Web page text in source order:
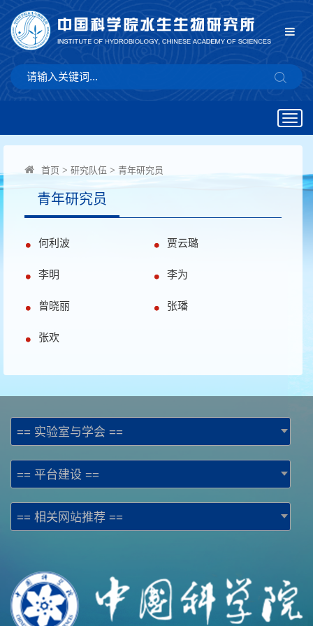
首页 > 研究队伍 > 青年研究员
青年研究员
何利波 贾云璐
李明 李为
曾晓丽 张璠
张欢
== 实验室与学会 ==
== 平台建设 ==
== 相关网站推荐 ==